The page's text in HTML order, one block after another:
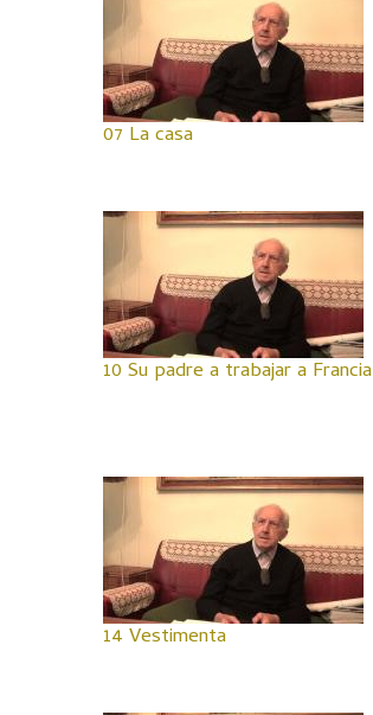
07 La casa
10 Su padre a trabajar a Francia
14 Vestimenta